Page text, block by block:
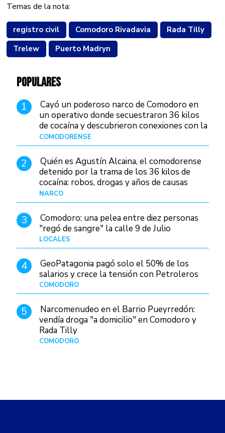
Temas de la nota:
registro civil Comodoro Rivadavia
Rada Tilly
Trelew
Puerto Madryn
POPULARES
1
Cayó un poderoso narco de Comodoro en
un operativo donde secuestraron 36 kilos
de cocaína y descubrieron conexiones con la
Patagonia
COMODORENSE
2
Quién es Agustín Alcaina, el comodorense
detenido por la trama de los 36 kilos de
cocaína: robos, drogas y años de causas
judiciales
NARCO
3
Comodoro: una pelea entre diez personas
"regó de sangre" la calle 9 de Julio
LOCALES
4
GeoPatagonia pagó solo el 50% de los
salarios y crece la tensión con Petroleros
COMODORO
5
Narcomenudeo en el Barrio Pueyrredón:
vendía droga "a domicilio" en Comodoro y
Rada Tilly
COMODORO